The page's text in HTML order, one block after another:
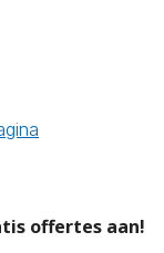
offertes aan!